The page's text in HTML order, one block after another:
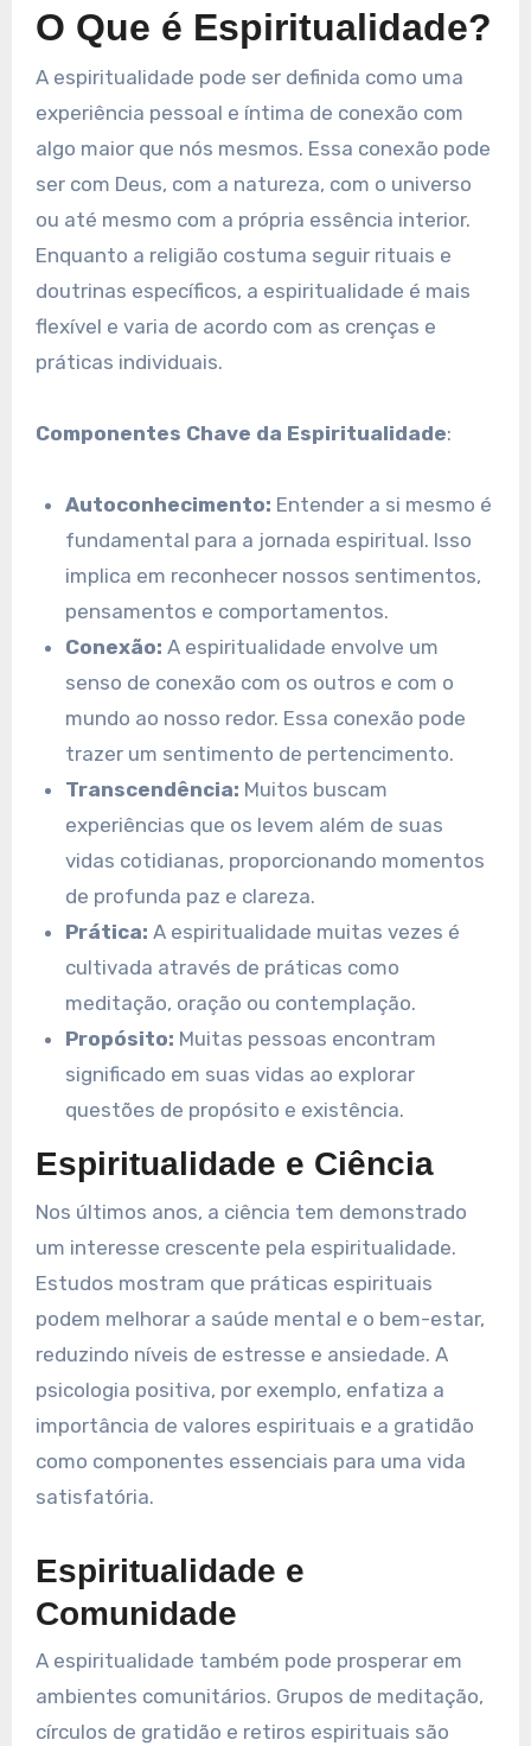
O Que é Espiritualidade?
A espiritualidade pode ser definida como uma
experiência pessoal e íntima de conexão com
algo maior que nós mesmos. Essa conexão pode
ser com Deus, com a natureza, com o universo
ou até mesmo com a própria essência interior.
Enquanto a religião costuma seguir rituais e
doutrinas específicos, a espiritualidade é mais
flexível e varia de acordo com as crenças e
práticas individuais.
Componentes Chave da Espiritualidade:
Autoconhecimento: Entender a si mesmo é
fundamental para a jornada espiritual. Isso
implica em reconhecer nossos sentimentos,
pensamentos e comportamentos.
Conexão: A espiritualidade envolve um
senso de conexão com os outros e com o
mundo ao nosso redor. Essa conexão pode
trazer um sentimento de pertencimento.
Transcendência: Muitos buscam
experiências que os levem além de suas
vidas cotidianas, proporcionando momentos
de profunda paz e clareza.
Prática: A espiritualidade muitas vezes é
cultivada através de práticas como
meditação, oração ou contemplação.
Propósito: Muitas pessoas encontram
significado em suas vidas ao explorar
questões de propósito e existência.
Espiritualidade e Ciência
Nos últimos anos, a ciência tem demonstrado
um interesse crescente pela espiritualidade.
Estudos mostram que práticas espirituais
podem melhorar a saúde mental e o bem-estar,
reduzindo níveis de estresse e ansiedade. A
psicologia positiva, por exemplo, enfatiza a
importância de valores espirituais e a gratidão
como componentes essenciais para uma vida
satisfatória.
Espiritualidade e
Comunidade
A espiritualidade também pode prosperar em
ambientes comunitários. Grupos de meditação,
círculos de gratidão e retiros espirituais são